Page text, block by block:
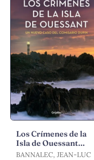
Los Crímenes de la
Isla de Ouessant
(Comisario Dupin 13)
BANNALEC, JEAN-LUC